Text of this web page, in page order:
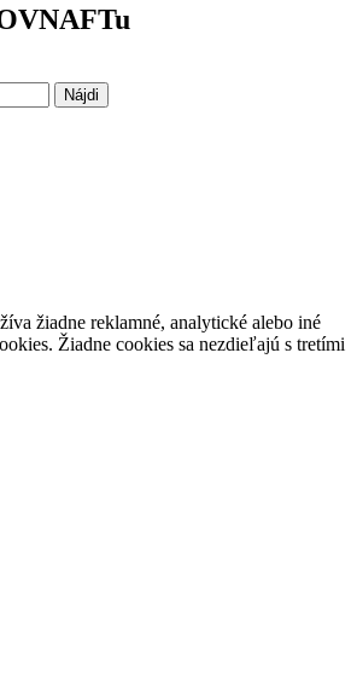
žiadne reklamné, analytické alebo iné
Žiadne cookies sa nezdieľajú s tretími